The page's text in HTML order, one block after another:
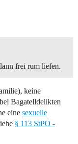
frei rum liefen.
keine
Bagatelldelikten
eine sexuelle
§ 113 StPO -